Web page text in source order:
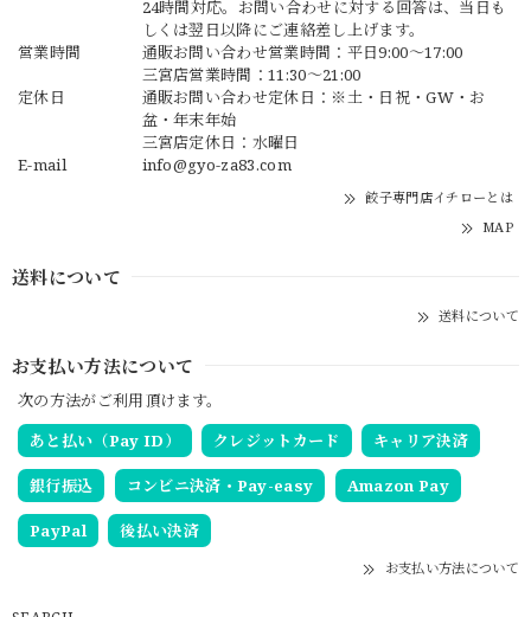
24時間対応。お問い合わせに対する回答は、当日も
しくは翌日以降にご連絡差し上げます。
営業時間
通販お問い合わせ営業時間：平日9:00〜17:00
三宮店営業時間：11:30～21:00
定休日
通販お問い合わせ定休日：※土・日祝・GW・お
盆・年末年始
三宮店定休日：水曜日
E-mail
info@gyo-za83.com
餃子専門店イチローとは
MAP
送料について
送料について
お支払い方法について
次の方法がご利用頂けます。
あと払い（Pay ID）
クレジットカード キャリア決済
銀行振込 コンビニ決済・Pay-easy Amazon Pay
PayPal 後払い決済
お支払い方法について